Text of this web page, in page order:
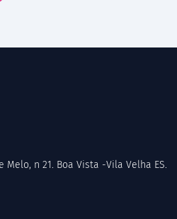
Melo, n 21. Boa Vista -Vila Velha ES.